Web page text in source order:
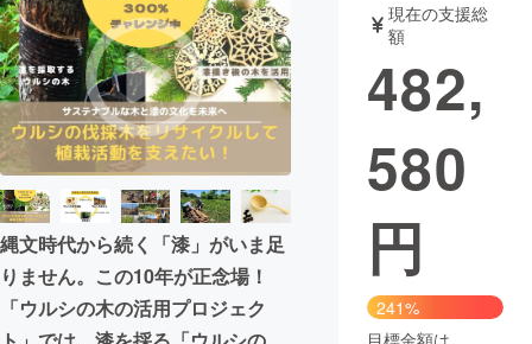
テクノロジー・ガジェット
映像・映画 書籍・雑誌
ビジネス・起業 チャレンジ
まちづくり・地域活性化
CAMPFIRE for Social Good
CAMPFIRE Creation
CAMPFIREふるさと納税
コミュニティ
縄文時代から続く「漆」がいま足
りません。この10年が正念場！
「ウルシの木の活用プロジェク
現在の支援総
額
482,
580
円
241%
目標金額は